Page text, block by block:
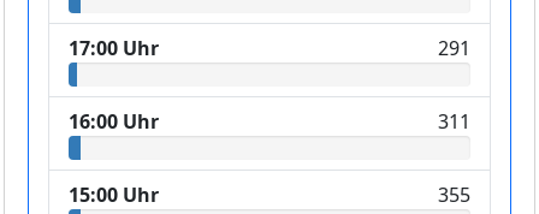
17:00 Uhr 291
16:00 Uhr 311
15:00 Uhr 355